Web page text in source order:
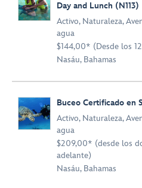
Day and Lunch (N113)
Activo, Naturaleza,
agua
$144,00* (Desde los
Nasáu, Bahamas
Buceo Certificado en
Activo, Naturaleza,
agua
$209,00* (desde los
adelante)
Nasáu, Bahamas